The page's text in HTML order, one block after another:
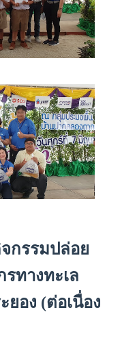
กรรมปล่อย
ทางทะเล
อง (ต่อเนื่อง